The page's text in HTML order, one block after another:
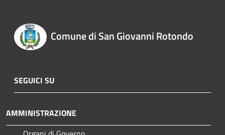
Comune di San Giovanni Rotondo
SEGUICI SU
AMMINISTRAZIONE